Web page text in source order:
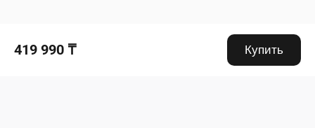
419 990 ₸ Купить